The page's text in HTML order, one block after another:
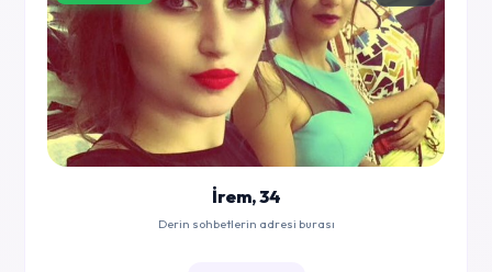
İrem, 34
Derin sohbetlerin adresi burası